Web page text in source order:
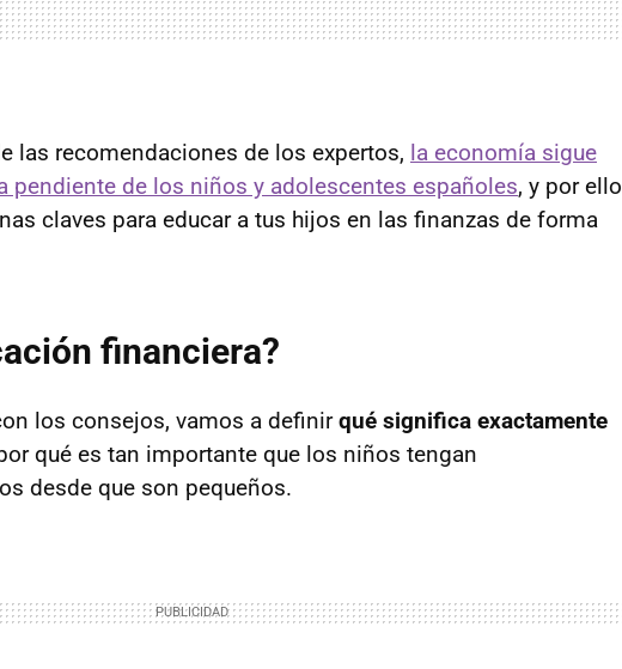
las recomendaciones de los expertos, la economía sigue
pendiente de los niños y adolescentes españoles, y por ello
claves para educar a tus hijos en las finanzas de forma
financiera?
los consejos, vamos a definirqué significa exactamente
qué es tan importante que los niños tengan
desde que son pequeños.